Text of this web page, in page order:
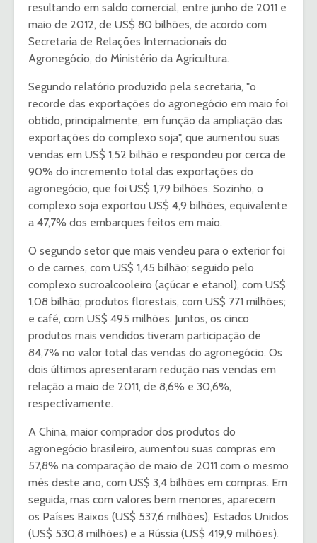
resultando em saldo comercial, entre junho de 2011 e
maio de 2012, de US$ 80 bilhões, de acordo com
Secretaria de Relações Internacionais do
Agronegócio, do Ministério da Agricultura.
Segundo relatório produzido pela secretaria, "o
recorde das exportações do agronegócio em maio foi
obtido, principalmente, em função da ampliação das
exportações do complexo soja", que aumentou suas
vendas em US$ 1,52 bilhão e respondeu por cerca de
90% do incremento total das exportações do
agronegócio, que foi US$ 1,79 bilhões. Sozinho, o
complexo soja exportou US$ 4,9 bilhões, equivalente
a 47,7% dos embarques feitos em maio.
O segundo setor que mais vendeu para o exterior foi
o de carnes, com US$ 1,45 bilhão; seguido pelo
complexo sucroalcooleiro (açúcar e etanol), com US$
1,08 bilhão; produtos florestais, com US$ 771 milhões;
e café, com US$ 495 milhões. Juntos, os cinco
produtos mais vendidos tiveram participação de
84,7% no valor total das vendas do agronegócio. Os
dois últimos apresentaram redução nas vendas em
relação a maio de 2011, de 8,6% e 30,6%,
respectivamente.
A China, maior comprador dos produtos do
agronegócio brasileiro, aumentou suas compras em
57,8% na comparação de maio de 2011 com o mesmo
mês deste ano, com US$ 3,4 bilhões em compras. Em
seguida, mas com valores bem menores, aparecem
os Países Baixos (US$ 537,6 milhões), Estados Unidos
(US$ 530,8 milhões) e a Rússia (US$ 419,9 milhões).